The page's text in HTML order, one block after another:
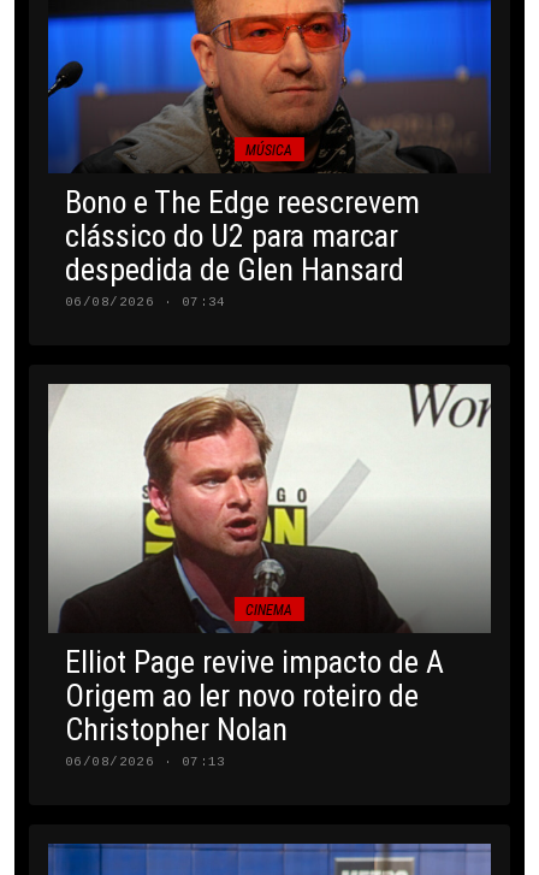
MÚSICA
Bono e The Edge reescrevem
clássico do U2 para marcar
despedida de Glen Hansard
06/08/2026 · 07:34
CINEMA
Elliot Page revive impacto de A
Origem ao ler novo roteiro de
Christopher Nolan
06/08/2026 · 07:13